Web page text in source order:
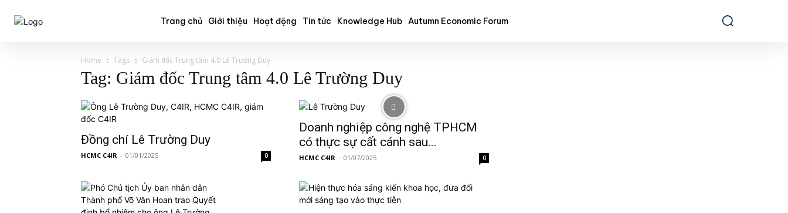
Trang chủ Giới thiệu Hoạt động Tin tức Knowledge Hub Autumn Economic Forum
Home Tags Giám đốc Trung tâm 4.0 Lê Trường Duy
Tag: Giám đốc Trung tâm 4.0 Lê Trường Duy
Đồng chí Lê Trường Duy
HCMC C4IR - 01/01/2025 0
Doanh nghiệp công nghệ TPHCM
có thực sự cất cánh sau...
HCMC C4IR - 01/07/2025 0